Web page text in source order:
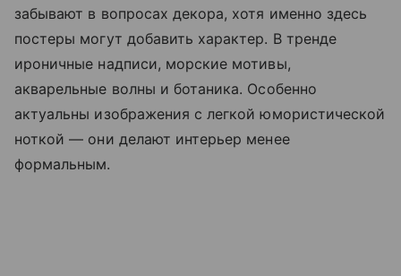
забывают в вопросах декора, хотя именно здесь
постеры могут добавить характер. В тренде
ироничные надписи, морские мотивы,
акварельные волны и ботаника. Особенно
актуальны изображения с легкой юмористической
ноткой — они делают интерьер менее
формальным.